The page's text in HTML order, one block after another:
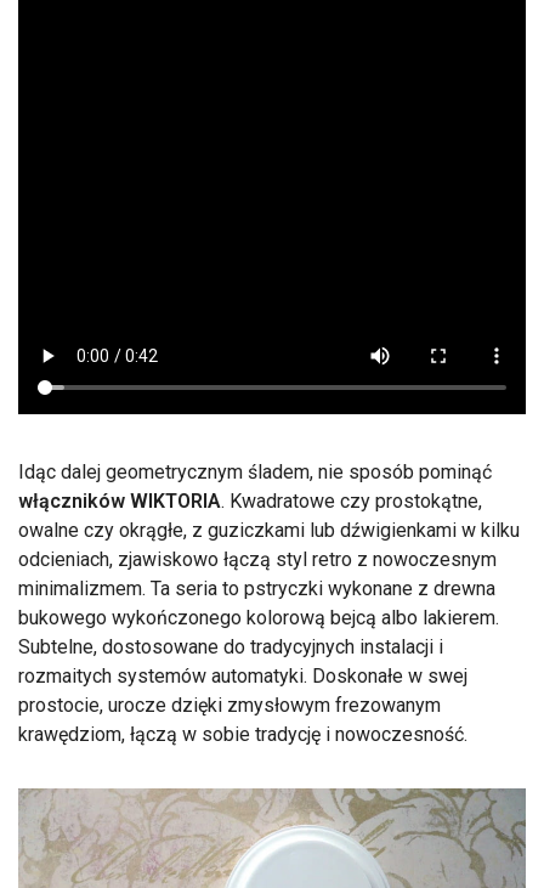
Idąc dalej geometrycznym śladem, nie sposób pominąć
włączników WIKTORIA. Kwadratowe czy prostokątne,
owalne czy okrągłe, z guziczkami lub dźwigienkami w kilku
odcieniach, zjawiskowo łączą styl retro z nowoczesnym
minimalizmem. Ta seria to pstryczki wykonane z drewna
bukowego wykończonego kolorową bejcą albo lakierem.
Subtelne, dostosowane do tradycyjnych instalacji i
rozmaitych systemów automatyki. Doskonałe w swej
prostocie, urocze dzięki zmysłowym frezowanym
krawędziom, łączą w sobie tradycję i nowoczesność.